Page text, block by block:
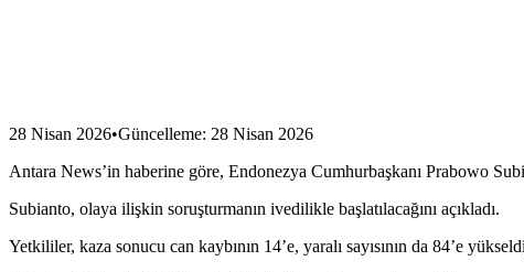
28 Nisan 2026•Güncelleme: 28 Nisan 2026
Antara News’in haberine göre, Endonezya Cumhurbaşkanı Prabowo
Subianto, olaya ilişkin soruşturmanın ivedilikle başlatılacağını açıkladı.
Yetkililer, kaza sonucu can kaybının 14’e, yaralı sayısının da 84’e